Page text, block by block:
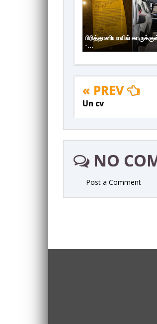
பிரித்தானியாவில்
-...
« PREV
Un cv
NO
Post a Comment